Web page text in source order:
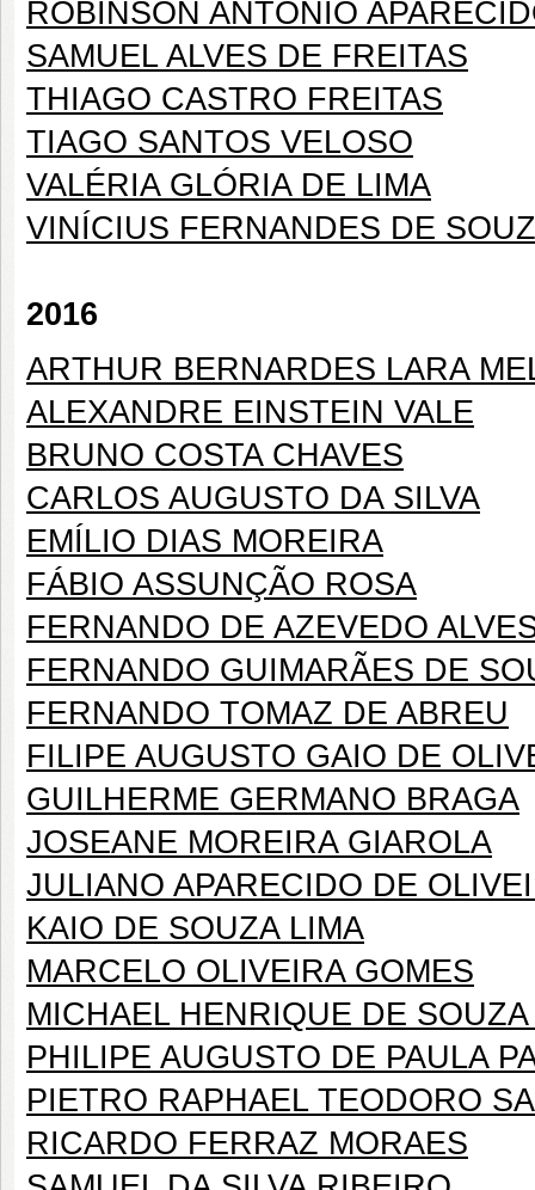
ROBINSON ANTÔNIO
SAMUEL ALVES DE FREITAS
THIAGO CASTRO FREITAS
TIAGO SANTOS VELOSO
VALÉRIA GLÓRIA DE LIMA
VINÍCIUS FERNANDES DE
2016
ARTHUR BERNARDES LARA
ALEXANDRE EINSTEIN VALE
BRUNO COSTA CHAVES
CARLOS AUGUSTO DA SILVA
EMÍLIO DIAS MOREIRA
FÁBIO ASSUNÇÃO ROSA
FERNANDO DE AZEVEDO
FERNANDO GUIMARÃES DE
FERNANDO TOMAZ DE ABREU
FILIPE AUGUSTO GAIO DE
GUILHERME GERMANO BRAGA
JOSEANE MOREIRA GIAROLA
JULIANO APARECIDO DE
KAIO DE SOUZA LIMA
MARCELO OLIVEIRA GOMES
MICHAEL HENRIQUE DE
PHILIPE AUGUSTO DE PAULA
PIETRO RAPHAEL TEODORO
RICARDO FERRAZ MORAES